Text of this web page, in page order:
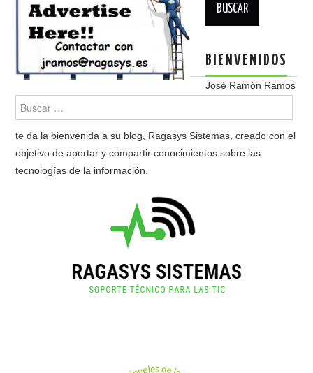
BIENVENIDOS
José Ramón Ramos
te da la bienvenida a su blog, Ragasys Sistemas, creado con el
objetivo de aportar y compartir conocimientos sobre las
tecnologías de la información.